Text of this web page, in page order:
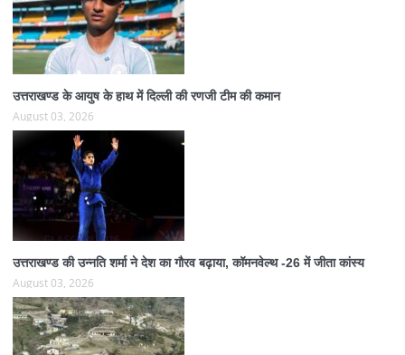
उत्तराखण्ड के आयुष के हाथ में दिल्ली की रणजी टीम की कमान
August 03, 2026
उत्तराखण्ड की उन्नति शर्मा ने देश का गौरव बढ़ाया, कॉमनवेल्थ -26 में जीता कांस्य
August 03, 2026